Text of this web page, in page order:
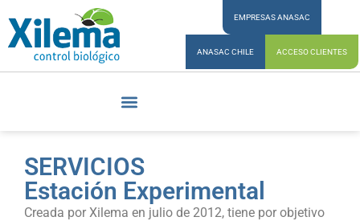
EMPRESAS ANASAC
ANASAC CHILE ACCESO CLIENTES
SERVICIOS
Estación Experimental
Creada por Xilema en julio de 2012, tiene por objetivo